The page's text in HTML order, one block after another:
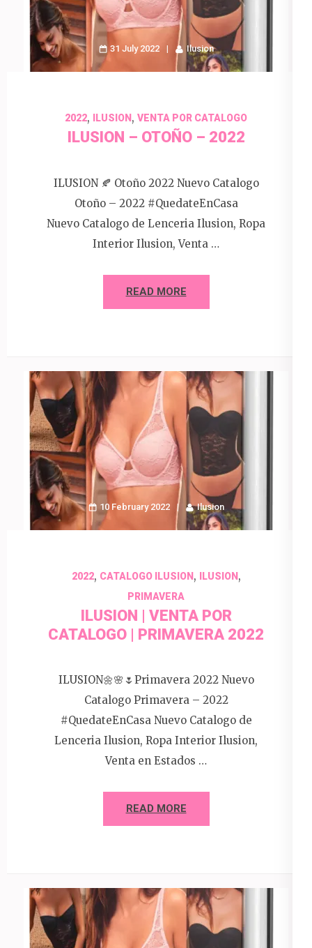
31 July 2022 Ilusion
2022, ILUSION , VENTA POR CATALOGO
ILUSION – OTOÑO – 2022
ILUSION 🍂 Otoño 2022 Nuevo Catalogo
Otoño – 2022 #QuedateEnCasa
Nuevo Catalogo de Lenceria Ilusion, Ropa
Interior Ilusion, Venta …
READ MORE
10 February 2022 Ilusion
2022, CATALOGO ILUSION, ILUSION,
PRIMAVERA
ILUSION | VENTA POR
CATALOGO | PRIMAVERA 2022
ILUSION🌼🌸🌷Primavera 2022 Nuevo
Catalogo Primavera – 2022
#QuedateEnCasa Nuevo Catalogo de
Lenceria Ilusion, Ropa Interior Ilusion,
Venta en Estados …
READ MORE